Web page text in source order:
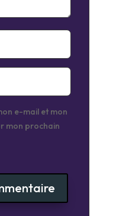
e-mail et mon
mon prochain